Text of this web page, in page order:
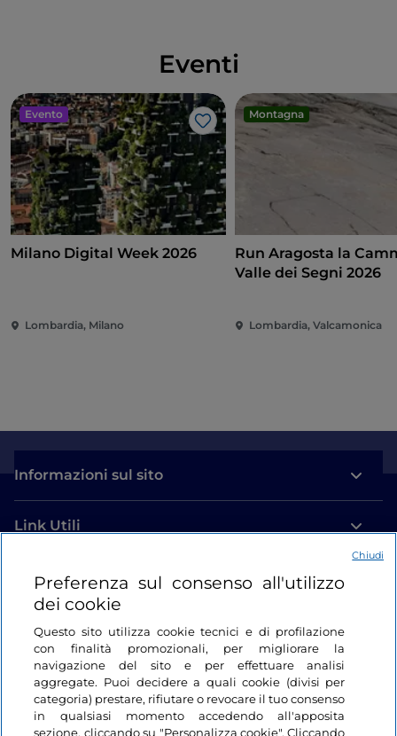
Eventi
Evento
Like
Milano Digital Week 2026
Lombardia, Milano
Montagna
Run Aragosta la
Valle dei Segni 2026
Lombardia, Valcamonica
Informazioni sul sito
Link Utili
Login
Restiamo in contatto
Preferenza sul consenso all'utilizzo
dei cookie
Questo sito utilizza cookie tecnici e di profilazione
con finalità promozionali, per migliorare la
navigazione del sito e per effettuare analisi
aggregate. Puoi decidere a quali cookie (divisi per
categoria) prestare, rifiutare o revocare il tuo consenso
in qualsiasi momento accedendo all'apposita
sezione, cliccando su "Personalizza cookie". Cliccando
Chiudi